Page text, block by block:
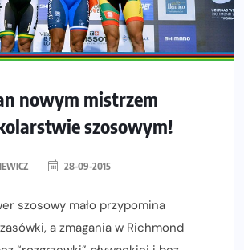
nowym mistrzem
szosowym!
28-09-2015
szosowy mało przypomina
a zmagania w Richmond